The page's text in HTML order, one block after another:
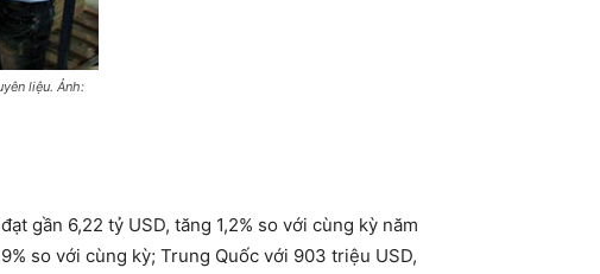
liệu. Ảnh:
gần 6,22 tỷ USD, tăng 1,2% so với cùng kỳ năm
so với cùng kỳ; Trung Quốc với 903 triệu USD,